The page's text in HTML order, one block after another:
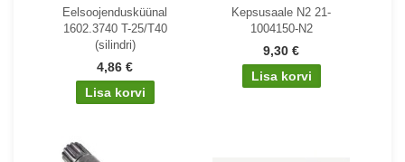
Eelsoojendusküünal
1602.3740 T-25/T40
(silindri)
4,86 €
Kepsusaale N2 21-
1004150-N2
9,30 €